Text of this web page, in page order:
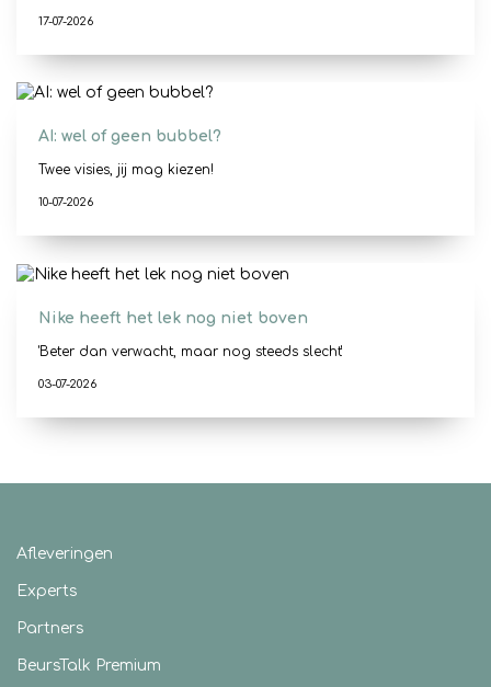
17-07-2026
AI: wel of geen bubbel?
Twee visies, jij mag kiezen!
10-07-2026
Nike heeft het lek nog niet boven
'Beter dan verwacht, maar nog steeds slecht'
03-07-2026
Afleveringen
Experts
Partners
BeursTalk Premium